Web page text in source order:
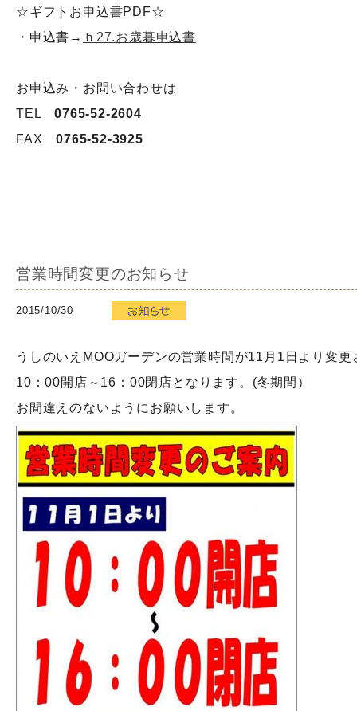
☆ギフトお申込書PDF☆
・申込書→ ｈ27.お歳暮申込書
お申込み・お問い合わせは
TEL0765-52-2604
FAX0765-52-3925
営業時間変更のお知らせ
2015/10/30
うしのいえMOOガーデンの営業時間が11月1日より変更
10：00開店～16：00閉店となります。(冬期間）
お間違えのないようにお願いします。